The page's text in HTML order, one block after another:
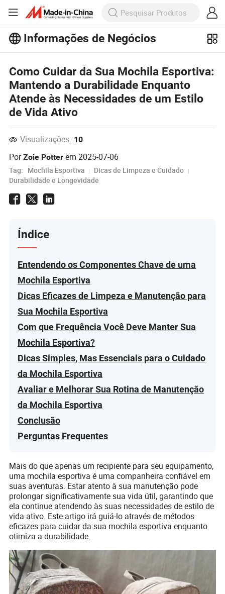
Informações de Negócios
Informações de Negócios!
Veja Mais
Como Cuidar da Sua Mochila Esportiva:
Mantendo a Durabilidade Enquanto
Atende às Necessidades de um Estilo
de Vida Ativo
Visualizações: 10
PorZoie Potter em2025-07-06
Tag: Mochila Esportiva
Dicas de Limpeza e Cuidado
Durabilidade e Longevidade
Índice
Entendendo os Componentes Chave de uma
Mochila Esportiva
Dicas Eficazes de Limpeza e Manutenção para
Sua Mochila Esportiva
Com que Frequência Você Deve Manter Sua
Mochila Esportiva?
Dicas Simples, Mas Essenciais para o Cuidado
da Mochila Esportiva
Avaliar e Melhorar Sua Rotina de Manutenção
da Mochila Esportiva
Conclusão
Perguntas Frequentes
Mais do que apenas um recipiente para seu equipamento,
uma mochila esportiva é uma companheira confiável em
suas aventuras. Estar atento à sua manutenção pode
prolongar significativamente sua vida útil, garantindo que
ela continue atendendo às suas necessidades de estilo de
vida ativo. Este artigo irá guiá-lo através de métodos
eficazes para cuidar da sua mochila esportiva enquanto
otimiza a durabilidade.